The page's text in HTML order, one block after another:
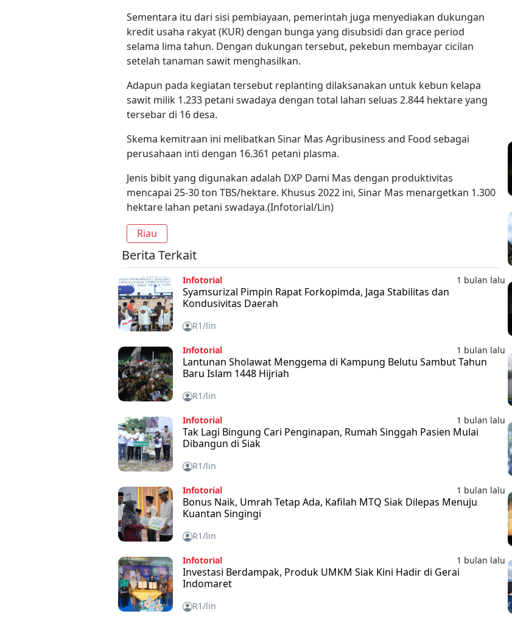
Sementara itu dari sisi pembiayaan, pemerintah juga menyediakan dukungan
kredit usaha rakyat (KUR) dengan bunga yang disubsidi dan grace period
selama lima tahun. Dengan dukungan tersebut, pekebun membayar cicilan
setelah tanaman sawit menghasilkan.
Adapun pada kegiatan tersebut replanting dilaksanakan untuk kebun kelapa
sawit milik 1.233 petani swadaya dengan total lahan seluas 2.844 hektare yang
tersebar di 16 desa.
Skema kemitraan ini melibatkan Sinar Mas Agribusiness and Food sebagai
perusahaan inti dengan 16.361 petani plasma.
Jenis bibit yang digunakan adalah DXP Dami Mas dengan produktivitas
mencapai 25-30 ton TBS/hektare. Khusus 2022 ini, Sinar Mas menargetkan 1.300
hektare lahan petani swadaya.(Infotorial/Lin)
Riau
Berita Terkait
Infotorial 1 bulan lalu
Syamsurizal Pimpin Rapat Forkopimda, Jaga Stabilitas dan
Kondusivitas Daerah
R1/lin
Infotorial 1 bulan lalu
Lantunan Sholawat Menggema di Kampung Belutu Sambut Tahun
Baru Islam 1448 Hijriah
R1/lin
Infotorial 1 bulan lalu
Tak Lagi Bingung Cari Penginapan, Rumah Singgah Pasien Mulai
Dibangun di Siak
R1/lin
Infotorial 1 bulan lalu
Bonus Naik, Umrah Tetap Ada, Kafilah MTQ Siak Dilepas Menuju
Kuantan Singingi
R1/lin
Infotorial 1 bulan lalu
Investasi Berdampak, Produk UMKM Siak Kini Hadir di Gerai
Indomaret
R1/lin